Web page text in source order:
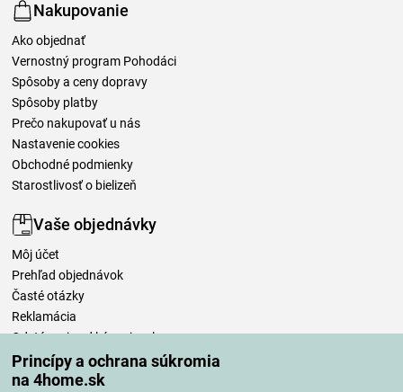
Princípy a ochrana súkromia
na 4home.sk
Nakupovanie
Ako objednať
Vernostný program Pohodáci
Spôsoby a ceny dopravy
Spôsoby platby
Prečo nakupovať u nás
Nastavenie cookies
Obchodné podmienky
Starostlivosť o bielizeň
Vaše objednávky
Môj účet
Prehľad objednávok
Časté otázky
Reklamácia
Odstúpenie od kúpnej zmluvy
Pravidlá spracovania recenzií